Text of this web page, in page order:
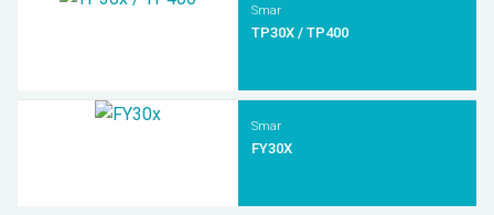
Smar
TP30X / TP400
Smar
FY30X